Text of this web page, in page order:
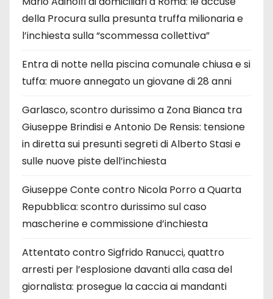
della Procura sulla presunta truffa milionaria e
l’inchiesta sulla “scommessa collettiva”
Entra di notte nella piscina comunale chiusa e si
tuffa: muore annegato un giovane di 28 anni
Garlasco, scontro durissimo a Zona Bianca tra
Giuseppe Brindisi e Antonio De Rensis: tensione
in diretta sui presunti segreti di Alberto Stasi e
sulle nuove piste dell’inchiesta
Giuseppe Conte contro Nicola Porro a Quarta
Repubblica: scontro durissimo sul caso
mascherine e commissione d’inchiesta
Attentato contro Sigfrido Ranucci, quattro
arresti per l’esplosione davanti alla casa del
giornalista: prosegue la caccia ai mandanti